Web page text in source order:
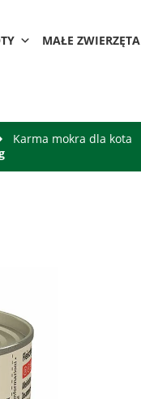
MAŁE ZWIERZĘTA
Karma mokra dla kota